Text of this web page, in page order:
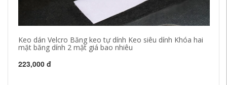
Keo dán Velcro Băng keo tự dính Keo siêu dính Khóa hai
mặt băng dính 2 mặt giá bao nhiêu
223,000 đ